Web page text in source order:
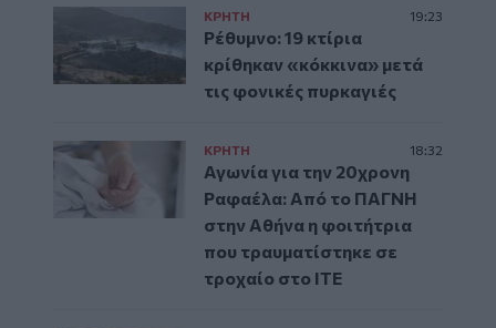
ΚΡΗΤΗ 19:23
Ρέθυμνο: 19 κτίρια
κρίθηκαν «κόκκινα» μετά
τις φονικές πυρκαγιές
ΚΡΗΤΗ 18:32
Αγωνία για την 20χρονη
Ραφαέλα: Από το ΠΑΓΝΗ
στην Αθήνα η φοιτήτρια
που τραυματίστηκε σε
τροχαίο στο ΙΤΕ